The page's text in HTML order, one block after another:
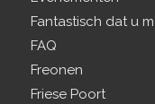
Fantastisch dat u
FAQ
Freonen
Friese Poort